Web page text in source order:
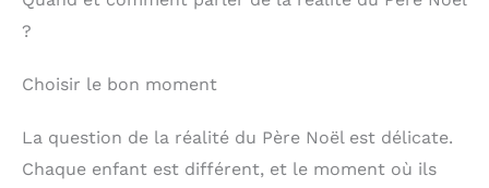
?
Choisir le bon moment
La question de la réalité du Père Noël est délicate.
Chaque enfant est différent, et le moment où ils